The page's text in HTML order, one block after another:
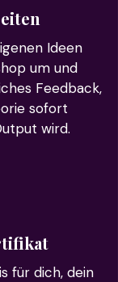
Ideen
um und
Feedback,
sofort
wird.
für dich, dein